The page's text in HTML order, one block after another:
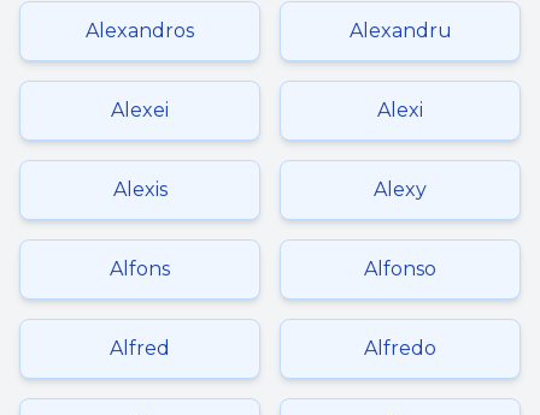
Alexandros Alexandru
Alexei Alexi
Alexis Alexy
Alfons Alfonso
Alfred Alfredo